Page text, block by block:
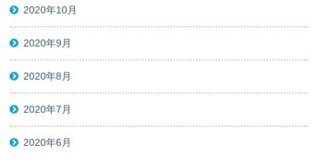
2020年10月
2020年9月
2020年8月
2020年7月
2020年6月